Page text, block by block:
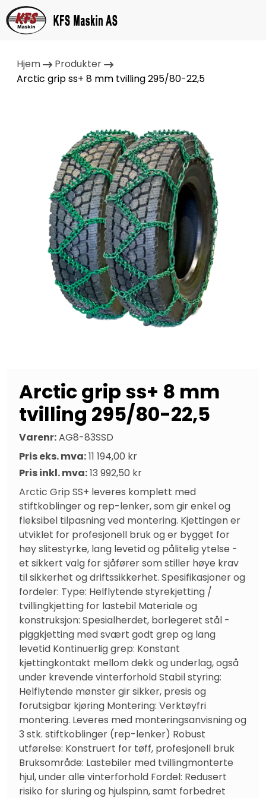
Hjem
Produkter
Arctic grip ss+ 8 mm tvilling 295/80-22,5
Arctic grip ss+ 8 mm
tvilling 295/80-22,5
Varenr:AG8-83SSD
Pris eks. mva:11 194,00 kr
Pris inkl. mva:13 992,50 kr
Arctic Grip SS+ leveres komplett med
stiftkoblinger og rep-lenker, som gir enkel og
fleksibel tilpasning ved montering. Kjettingen er
utviklet for profesjonell bruk og er bygget for
høy slitestyrke, lang levetid og pålitelig ytelse -
et sikkert valg for sjåfører som stiller høye krav
til sikkerhet og driftssikkerhet. Spesifikasjoner og
fordeler: Type: Helflytende styrekjetting /
tvillingkjetting for lastebil Materiale og
konstruksjon: Spesialherdet, borlegeret stål -
piggkjetting med svært godt grep og lang
levetid Kontinuerlig grep: Konstant
kjettingkontakt mellom dekk og underlag, også
under krevende vinterforhold Stabil styring:
Helflytende mønster gir sikker, presis og
forutsigbar kjøring Montering: Verktøyfri
montering. Leveres med monteringsanvisning og
3 stk. stiftkoblinger (rep-lenker) Robust
utførelse: Konstruert for tøff, profesjonell bruk
Bruksområde: Lastebiler med tvillingmonterte
hjul, under alle vinterforhold Fordel: Redusert
risiko for sluring og hjulspinn, samt forbedret